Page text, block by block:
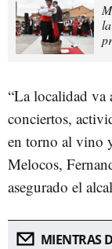
“La localidad va
conciertos,
en torno al vino
Melocos,
asegurado el
MIENTRAS